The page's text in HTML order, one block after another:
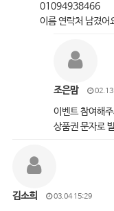
01094938466
이름 연락처 남겼어
조은맘 02.13
이벤트 참여해
상품권 문자로
김소희 03.04 15:29